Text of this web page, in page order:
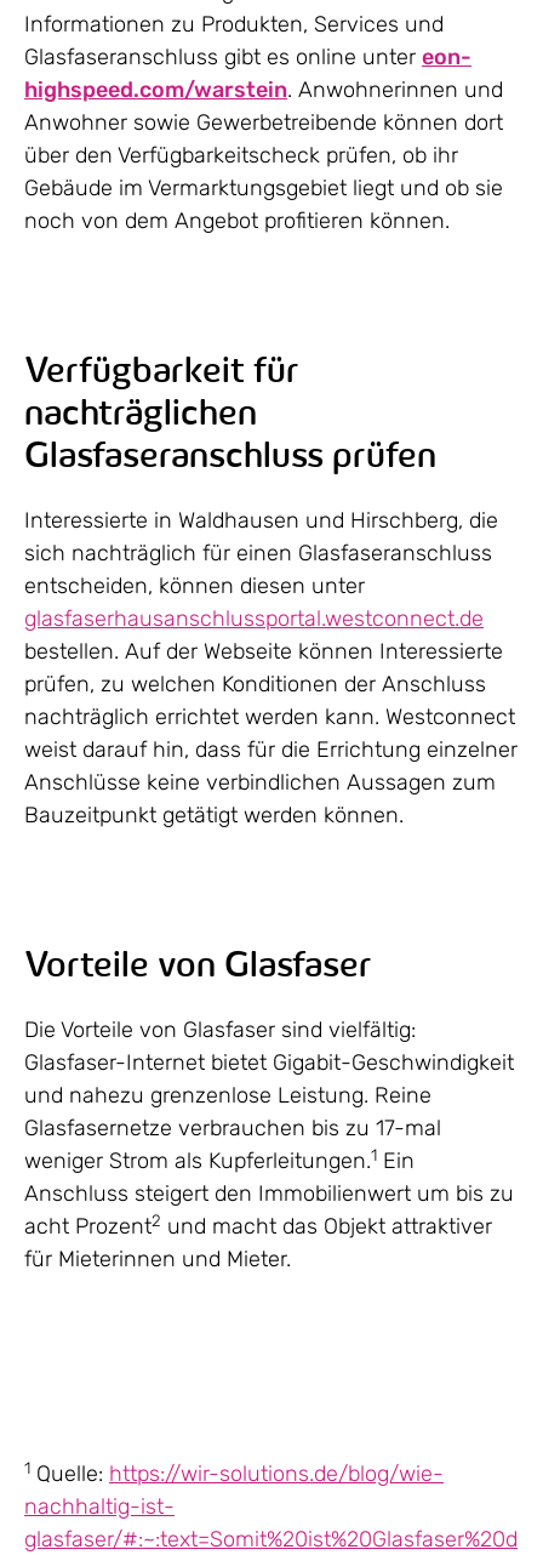
Informationen zu Produkten, Services und
Glasfaseranschluss gibt es online unter eon-
highspeed.com/warstein. Anwohnerinnen und
Anwohner sowie Gewerbetreibende können dort
über den Verfügbarkeitscheck prüfen, ob ihr
Gebäude im Vermarktungsgebiet liegt und ob sie
noch von dem Angebot profitieren können.
Verfügbarkeit für
nachträglichen
Glasfaseranschluss prüfen
Interessierte in Waldhausen und Hirschberg, die
sich nachträglich für einen Glasfaseranschluss
entscheiden, können diesen unter
glasfaserhausanschlussportal.westconnect.de
bestellen. Auf der Webseite können Interessierte
prüfen, zu welchen Konditionen der Anschluss
nachträglich errichtet werden kann. Westconnect
weist darauf hin, dass für die Errichtung einzelner
Anschlüsse keine verbindlichen Aussagen zum
Bauzeitpunkt getätigt werden können.
Vorteile von Glasfaser
Die Vorteile von Glasfaser sind vielfältig:
Glasfaser-Internet bietet Gigabit-Geschwindigkeit
und nahezu grenzenlose Leistung. Reine
Glasfasernetze verbrauchen bis zu 17-mal
weniger Strom als Kupferleitungen.1 Ein
Anschluss steigert den Immobilienwert um bis zu
acht Prozent2 und macht das Objekt attraktiver
für Mieterinnen und Mieter.
1 Quelle: https://wir-solutions.de/blog/wie-
nachhaltig-ist-
glasfaser/#:~:text=Somit%20ist%20Glasfaser%20d